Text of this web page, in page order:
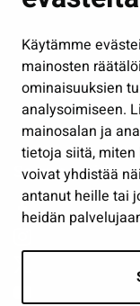
Käytämme
mainosten
ominaisuuksien
analysoimiseen.
mainosalan ja
tietoja siitä,
voivat yhdistää
antanut heille tai
heidän
Työ ja yrittäminen
Osallistu ja asioi
Näytä omat
Seuraa meitä